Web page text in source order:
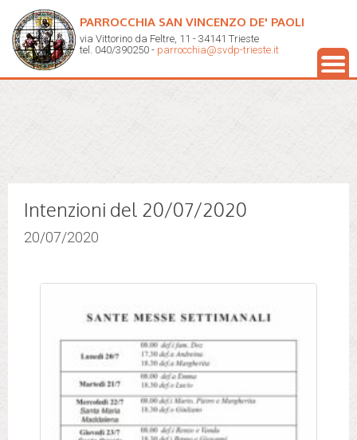
PARROCCHIA SAN VINCENZO DE' PAOLI
via Vittorino da Feltre, 11 - 34141 Trieste
tel. 040/390250 - parrocchia@svdp-trieste.it
Intenzioni del 20/07/2020
20/07/2020